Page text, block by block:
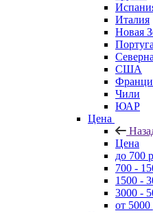
Италия
Новая
США
Чили
ЮАР
Цена
Цена
до 700
700 -
1500 -
3000 -
от 5000